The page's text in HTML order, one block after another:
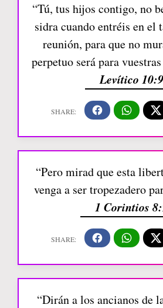
“Tú, tus hijos contigo, no
sidra cuando entréis en el
reunión, para que no
perpetuo será para
Levítico 10:9
“Pero mirad que esta
venga a ser tropezadero
1 Corintios
“Dirán a los ancianos de